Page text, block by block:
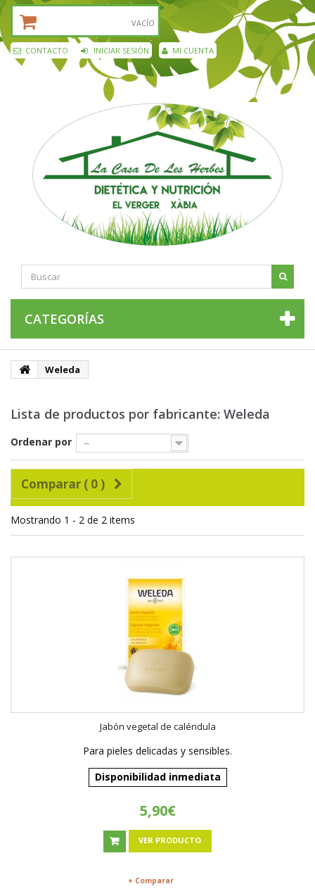
VACÍO
CONTACTO INICIAR SESIÓN MI CUENTA
CATEGORÍAS
Weleda
Lista de productos por fabricante: Weleda
Ordenar por --
Comparar ( 0 )
Mostrando 1 - 2 de 2 items
Jabón vegetal de caléndula
Para pieles delicadas y sensibles.
Disponibilidad inmediata
5,90€
VER PRODUCTO
+ Comparar